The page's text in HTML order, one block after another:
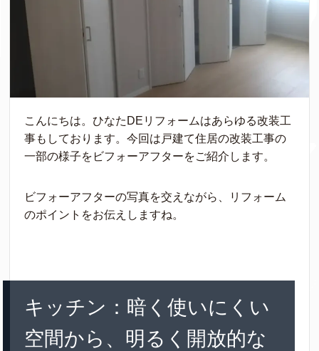
こんにちは。ひなたDEリフォームはあらゆる改装工
事もしております。今回は戸建て住居の改装工事の
一部の様子をビフォーアフターをご紹介します。
ビフォーアフターの写真を交えながら、リフォーム
のポイントをお伝えしますね。
キッチン：暗く使いにくい
空間から、明るく開放的な